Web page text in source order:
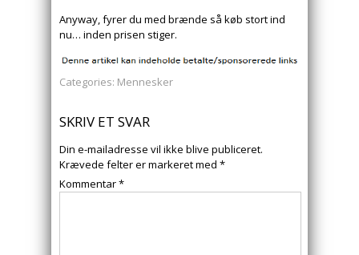
Anyway, fyrer du med brænde så køb stort ind
nu… inden prisen stiger.
Categories: Mennesker
SKRIV ET SVAR
Din e-mailadresse vil ikke blive publiceret.
Krævede felter er markeret med *
Kommentar*